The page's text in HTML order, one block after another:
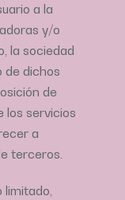
a la
y/o
la sociedad
de dichos
de
los servicios
a
terceros.
limitado,